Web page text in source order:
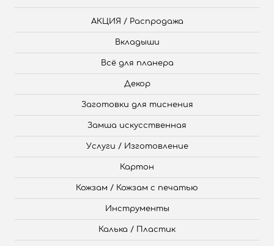
АКЦИЯ / Распродажа
Вкладыши
Всё для планера
Декор
Заготовки для тиснения
Замша искусственная
Услуги / Изготовление
Картон
Кожзам / Кожзам с печатью
Инструменты
Калька / Пластик